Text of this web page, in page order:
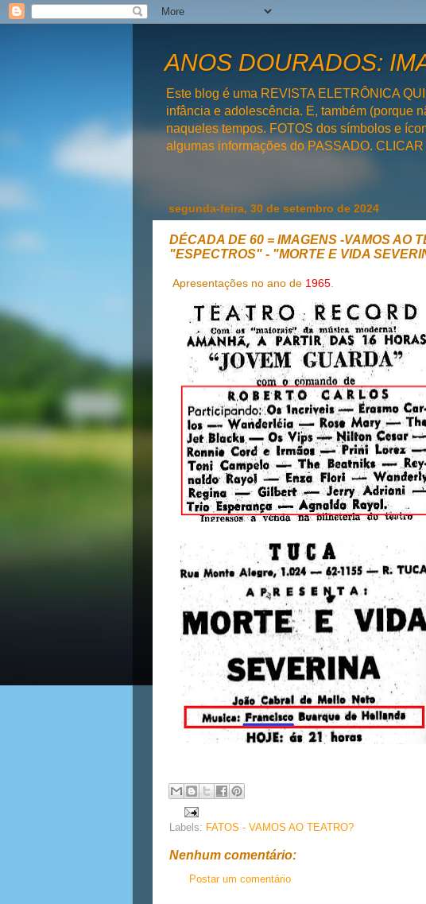
ANOS DOURADOS:
Este blog é uma REVISTA ELETRÔNICA
infância e adolescência. E, também (porque
naqueles tempos. FOTOS dos símbolos e
algumas informações do PASSADO.
segunda-feira, 30 de setembro de 2024
DÉCADA DE 60 = IMAGENS -VAMOS AO
"ESPECTROS" - "MORTE E VIDA
Apresentações no ano de 1965.
Labels: FATOS - VAMOS AO TEATRO?
Nenhum comentário:
Postar um comentário